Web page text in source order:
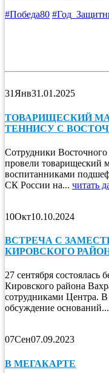
#Победа80
31 Янв31.01.2025
ТОВАРИЩЕСКИЙ
ТЕННИСУ С
Сотрудники
провели товарищеский
воспитанниками
СК России на... читать
10Окт10.10.2024
ВСТРЕЧА С
КИРОВСКОГО
27 сентября состоялась
Кировского района
сотрудниками Центра. В
обсуждение оснований...
07Сен07.09.2023
В МЕГАКАРТЕ